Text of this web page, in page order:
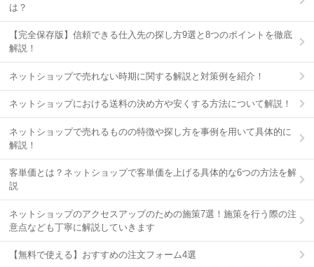
は？
【完全保存版】信頼できる仕入先の探し方9選と8つのポイントを徹底
解説！
ネットショップで売れない時期に関する解説と対策例を紹介！
ネットショップにおける送料の決め方や安くする方法について解説！
ネットショップで売れるものの特徴や探し方を事例を用いて具体的に
解説！
客単価とは？ネットショップで客単価を上げる具体的な6つの方法を解
説
ネットショップのアクセスアップのための施策7選！施策を行う際の注
意点なども丁寧に解説していきます
【無料で使える】おすすめの注文フォーム4選